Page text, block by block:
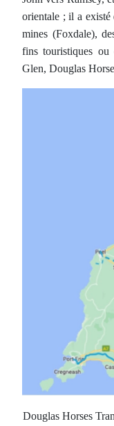
orientale ; il a existé
mines (Foxdale),
fins touristiques ou
Glen, Douglas
Douglas Horses